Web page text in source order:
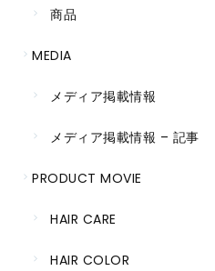
商品
MEDIA
メディア掲載情報
メディア掲載情報 – 記事
PRODUCT MOVIE
HAIR CARE
HAIR COLOR